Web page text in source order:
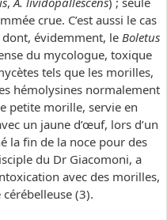
crue. C’est aussi le cas
évidemment, le Boletus
du mycologue, toxique
tels que les morilles,
hémolysines normalement
petite morille, servie en
un jaune d’œuf, lors d’un
la fin de la noce pour des
du Dr Giacomoni, a
avec des morilles,
(3).